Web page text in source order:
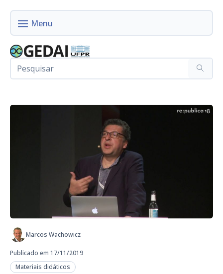
Marcos Wachowicz
Publicado em 17/11/2019
Materiais didáticos